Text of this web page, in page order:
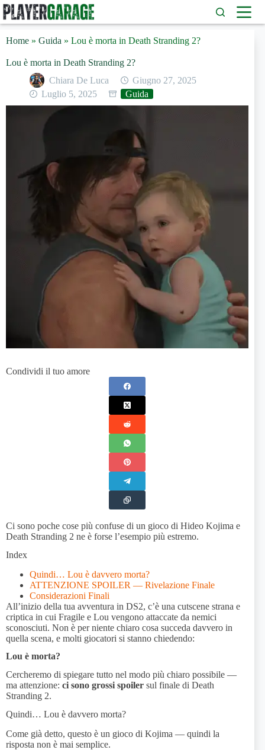
Salta
al
contenuto
Home » Guida » Lou è morta in Death Stranding 2?
Lou è morta in Death Stranding 2?
Chiara De Luca
Giugno 27, 2025
Luglio 5, 2025
Guida
Condividi il tuo amore
Ci sono poche cose più confuse di un gioco di Hideo Kojima e
Death Stranding 2 ne è forse l’esempio più estremo.
Index
Quindi… Lou è davvero morta?
ATTENZIONE SPOILER — Rivelazione Finale
Considerazioni Finali
All’inizio della tua avventura in DS2, c’è una cutscene strana e
criptica in cui Fragile e Lou vengono attaccate da nemici
sconosciuti. Non è per niente chiaro cosa succeda davvero in
quella scena, e molti giocatori si stanno chiedendo:
Lou è morta?
Cercheremo di spiegare tutto nel modo più chiaro possibile —
ma attenzione: ci sono grossi spoiler sul finale di Death
Stranding 2.
Quindi… Lou è davvero morta?
Come già detto, questo è un gioco di Kojima — quindi la
risposta non è mai semplice.